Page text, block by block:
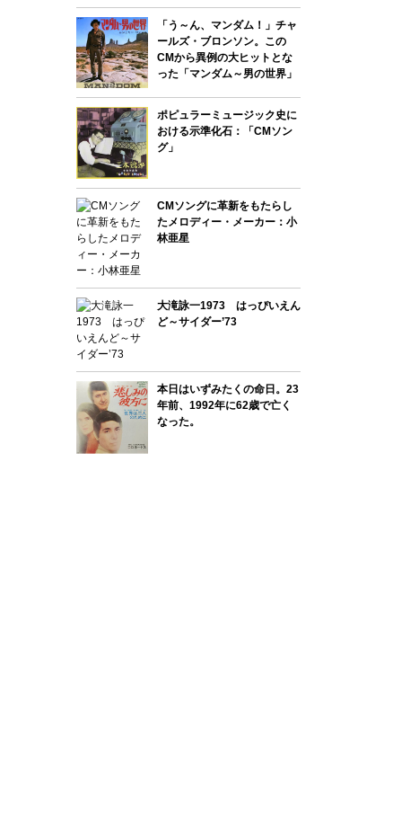
「う～ん、マンダム！」チャ
ールズ・ブロンソン。この
CMから異例の大ヒットとな
った「マンダム～男の世界」
ポピュラーミュージック史に
おける示準化石：「CMソン
グ」
CMソングに革新をもたらし
たメロディー・メーカー：小
林亜星
大滝詠一1973 はっぴいえん
ど～サイダー’73
本日はいずみたくの命日。23
年前、1992年に62歳で亡く
なった。